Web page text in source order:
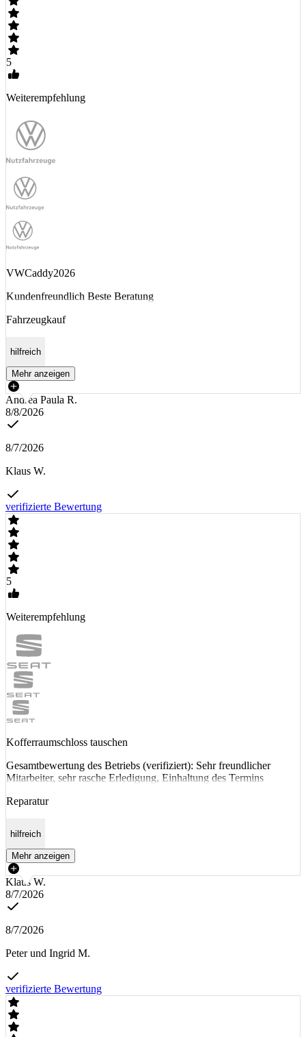
5
Weiterempfehlung
VWCaddy2026
Kundenfreundlich Beste Beratung
Fahrzeugkauf
hilfreich
Mehr anzeigen
Andrea Paula R.
8/8/2026
8/7/2026
Klaus W.
verifizierte Bewertung
5
Weiterempfehlung
Kofferraumschloss tauschen
Gesamtbewertung des Betriebs (verifiziert): Sehr freundlicher
Mitarbeiter, sehr rasche Erledigung, Einhaltung des Termins
Reparatur
hilfreich
Mehr anzeigen
Klaus W.
8/7/2026
8/7/2026
Peter und Ingrid M.
verifizierte Bewertung